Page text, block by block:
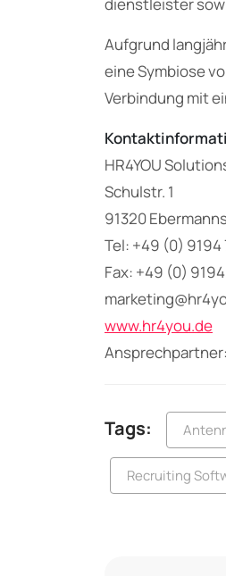
Aufgrund
eine Symbiose
Verbindung mit
HR4YOU
Schulstr. 1
91320
Tel: +49 (0)
Fax: +49 (0)
www.hr4you.de
Tags:
Recruiting